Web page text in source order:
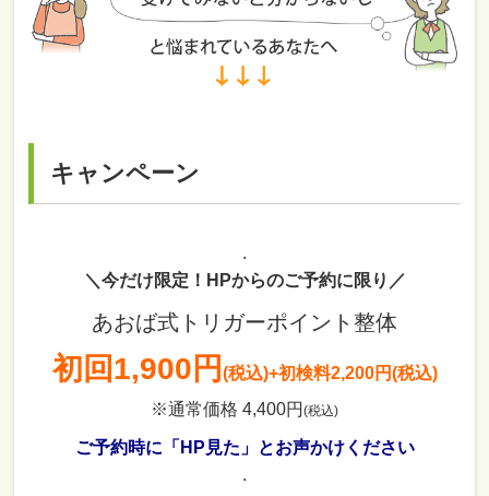
キャンペーン
.
＼今だけ限定！HPからのご予約に限り／
あおば式トリガーポイント整体
初回1,900円 (税込)+初検料2,200円(税込)
※通常価格 4,400円 (税込)
ご予約時に「HP見た」とお声かけください
.